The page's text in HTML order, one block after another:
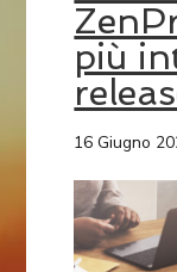
più
16 Giugno